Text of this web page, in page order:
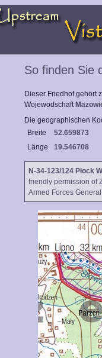
So finden Sie
Dieser Friedhof gehört
Wojewodschaft
Die geographischen
Breite
52.659873
Länge
19.546708
N-34-123/124 Płock
friendly permission of
Armed Forces